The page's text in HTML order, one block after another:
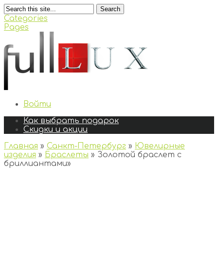
Search
Categories
Pages
Войти
Как выбрать подарок
Скидки и акции
Главная » Санкт-Петербург » Ювелирные
изделия » Браслеты » Золотой браслет с
бриллиантами»